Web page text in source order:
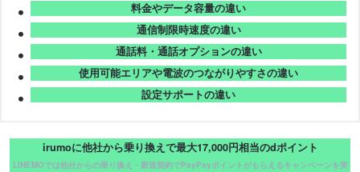
料金やデータ容量の違い
通信制限時速度の違い
通話料・通話オプションの違い
使用可能エリアや電波のつながりやすさの違い
設定サポートの違い
irumoに他社から乗り換えで最大17,000円相当のdポイント
LINEMOでは他社からの乗り換え・新規契約でPayPayポイントがもらえるキャンペーンを実